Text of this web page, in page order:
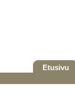
Etusivu